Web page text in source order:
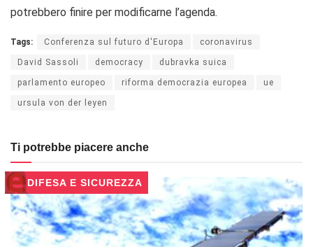
potrebbero finire per modificarne l’agenda.
Tags: Conferenza sul futuro d'Europa coronavirus
David Sassoli democracy dubravka suica
parlamento europeo riforma democrazia europea ue
ursula von der leyen
Ti potrebbe piacere anche
DIFESA E SICUREZZA